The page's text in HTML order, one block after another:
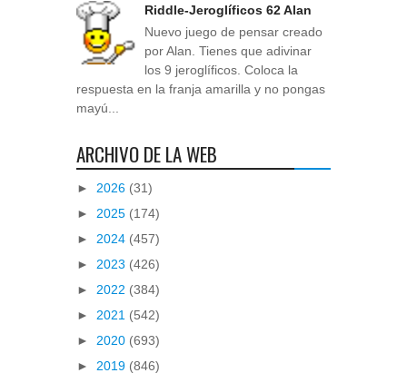
Riddle-Jeroglíficos 62 Alan
Nuevo juego de pensar creado
por Alan. Tienes que adivinar
los 9 jeroglíficos. Coloca la
respuesta en la franja amarilla y no pongas
mayú...
ARCHIVO DE LA WEB
► 2026 (31)
► 2025 (174)
► 2024 (457)
► 2023 (426)
► 2022 (384)
► 2021 (542)
► 2020 (693)
► 2019 (846)